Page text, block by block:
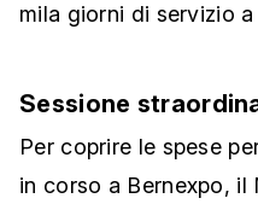
mila giorni di servizio
Sessione
Per coprire le spese
in corso a Bernexpo, il